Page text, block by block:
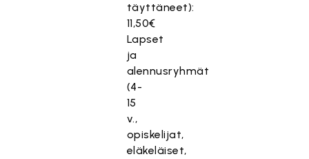
täyttäneet):
11,50€
Lapset
ja
alennusryhmät
(4-
15
v.,
opiskelijat,
eläkeläiset,